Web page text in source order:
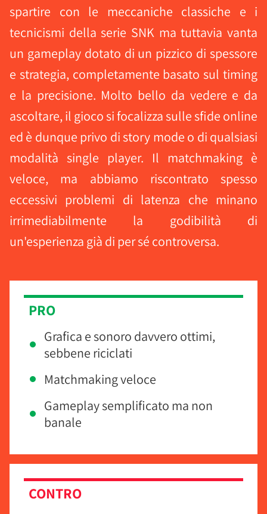
spartire con le meccaniche classiche e i
tecnicismi della serie SNK ma tuttavia vanta
un gameplay dotato di un pizzico di spessore
e strategia, completamente basato sul timing
e la precisione. Molto bello da vedere e da
ascoltare, il gioco si focalizza sulle sfide online
ed è dunque privo di story mode o di qualsiasi
modalità single player. Il matchmaking è
veloce, ma abbiamo riscontrato spesso
eccessivi problemi di latenza che minano
irrimediabilmente la godibilità di
un'esperienza già di per sé controversa.
PRO
Grafica e sonoro davvero ottimi,
sebbene riciclati
Matchmaking veloce
Gameplay semplificato ma non
banale
CONTRO